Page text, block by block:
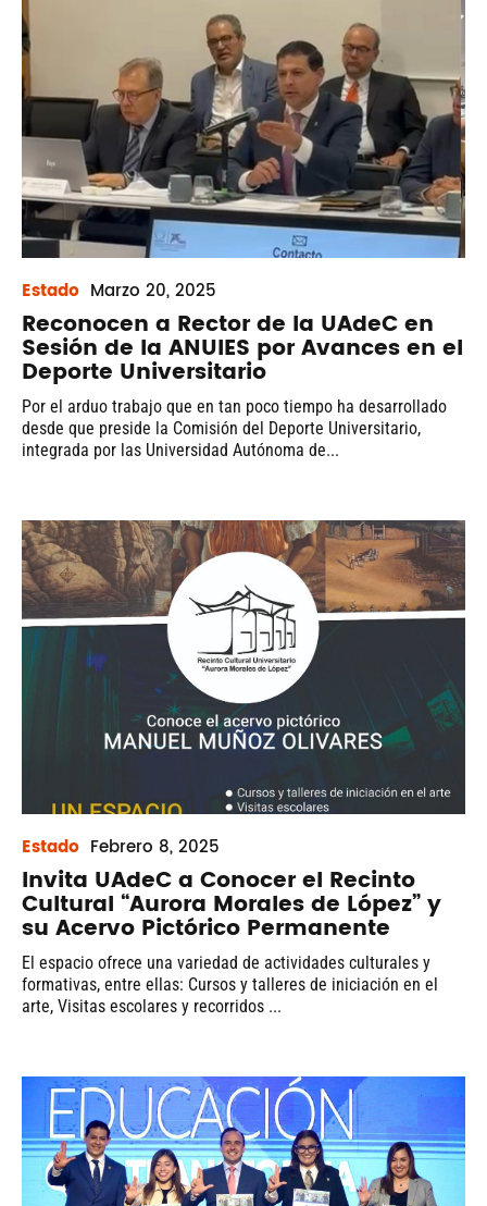
Estado Marzo 20, 2025
Reconocen a Rector de la UAdeC en
Sesión de la ANUIES por Avances en el
Deporte Universitario
Por el arduo trabajo que en tan poco tiempo ha desarrollado
desde que preside la Comisión del Deporte Universitario,
integrada por las Universidad Autónoma de...
Estado Febrero 8, 2025
Invita UAdeC a Conocer el Recinto
Cultural “Aurora Morales de López” y
su Acervo Pictórico Permanente
El espacio ofrece una variedad de actividades culturales y
formativas, entre ellas: Cursos y talleres de iniciación en el
arte, Visitas escolares y recorridos ...